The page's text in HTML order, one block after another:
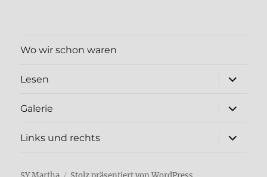
Wo wir schon waren
Lesen
öffnen
Galerie
öffnen
Links und rechts
öffnen